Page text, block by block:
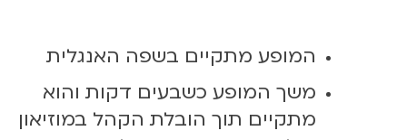
המופע מתקיים בשפה האנגלית
משך המופע כשבעים דקות והוא
מתקיים תוך הובלת הקהל במוזיאון